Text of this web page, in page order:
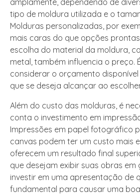
amplamente, dependendo de
tipo de moldura utilizada e o
Molduras personalizadas, por
mais caras do que opções
escolha do material da moldura,
metal, também influencia o preço.
considerar o orçamento
que se deseja alcançar ao
Além do custo das molduras, é
conta o investimento em
Impressões em papel fotográfico
canvas podem ter um custo mais
oferecem um resultado final
que desejam exibir suas obras em
investir em uma apresentação de
fundamental para causar uma